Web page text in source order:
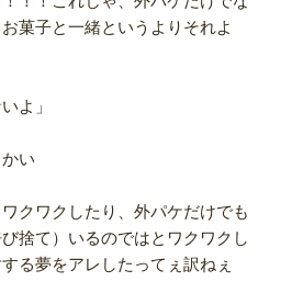
菓子と一緒というよりそれよ
よ」
い
クワクしたり、外パケだけでも
捨て）いるのではとワクワクし
る夢をアレしたってぇ訳ねぇ